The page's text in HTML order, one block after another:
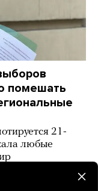
помешать
21-
любые